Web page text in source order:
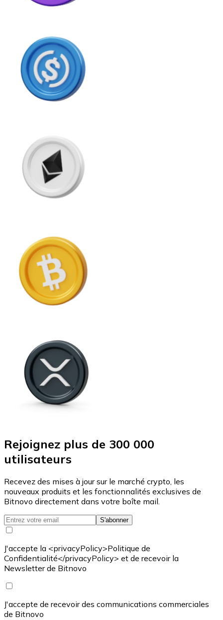
Rejoignez plus de 300 000
utilisateurs
Recevez des mises à jour sur le marché crypto, les
nouveaux produits et les fonctionnalités exclusives de
Bitnovo directement dans votre boîte mail.
S'abonner
J'accepte la <privacyPolicy>Politique de
Confidentialité</privacyPolicy> et de recevoir la
Newsletter de Bitnovo
J'accepte de recevoir des communications commerciales
de Bitnovo